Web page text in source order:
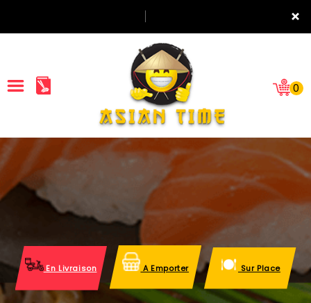
×
ACCUEIL
LA CARTE
VOS AVIS
MENTIONS LÉGALES
0
En Livraison A Emporter Sur Place